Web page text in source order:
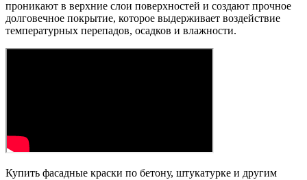
проникают в верхние слои поверхностей и создают прочное
долговечное покрытие, которое выдерживает воздействие
температурных перепадов, осадков и влажности.
Купить фасадные краски по бетону, штукатурке и другим